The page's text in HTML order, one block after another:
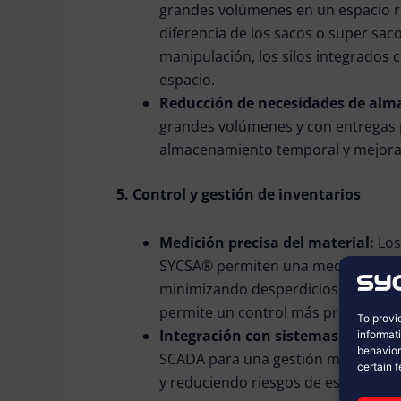
To
certain
grandes volúmenes en un
diferencia de los sacos o super
manipulación, los silos integrados
espacio.
Reducción de necesidades de
grandes volúmenes y con
almacenamiento temporal y
5. Control y gestión de inventarios
Medición precisa del material:
SYCSA® permiten una medición
minimizando desperdicios. El
permite un control más preciso
Integración con sistemas de
SCADA para una gestión más
y reduciendo riesgos de escasez o